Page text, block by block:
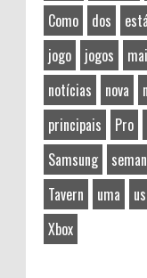
Como
dos está
jogo
jogos
notícias
nova
principais
Pro
Samsung
Tavern
uma
Xbox